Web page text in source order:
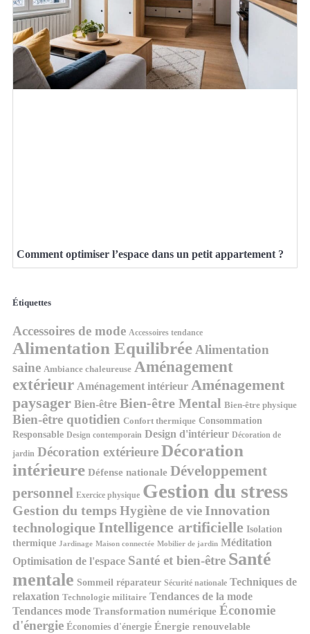
Comment optimiser l’espace dans un petit appartement ?
Étiquettes
Accessoires de mode Accessoires tendance
Alimentation Equilibrée Alimentation
saine Ambiance chaleureuse Aménagement
extérieur Aménagement intérieur Aménagement
paysager Bien-être Bien-être Mental Bien-être physique
Bien-être quotidien Confort thermique Consommation
Responsable Design contemporain Design d'intérieur Décoration de
jardin Décoration extérieureDécoration
intérieure Défense nationale Développement
personnel Exercice physique Gestion du stress
Gestion du temps Hygiène de vie Innovation
technologique Intelligence artificielle Isolation
thermique Jardinage Maison connectée Mobilier de jardin Méditation
Optimisation de l'espace Santé et bien-être Santé
mentale Sommeil réparateur Sécurité nationale Techniques de
relaxation Technologie militaire Tendances de la mode
Tendances mode Transformation numérique Économie
d'énergie Économies d'énergie Énergie renouvelable